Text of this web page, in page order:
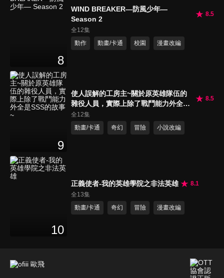
8
WIND BREAKER—防風少年—
Season 2
8.5
全12集
動作
動畫/卡通 校園 漫畫改編
9
使人誤解的工房主~關於原英雄隊伍的
雜役人員，實際上除了戰鬥能力外全是
SSS的故事~
8.5
全12集
動畫/卡通
奇幻 冒險 小說改編
10
正義使者-我的英雄學院之非法英雄
8.1
全13集
動畫/卡通
奇幻 冒險 漫畫改編